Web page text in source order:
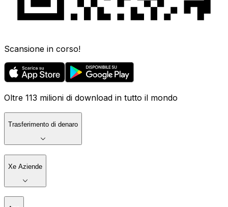
Scansione in corso!
Oltre 113 milioni di download in tutto il mondo
Trasferimento di denaro
Xe Aziende